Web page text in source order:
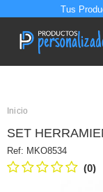
Tus
Inicio
SET
Ref: MKO8534
(0)